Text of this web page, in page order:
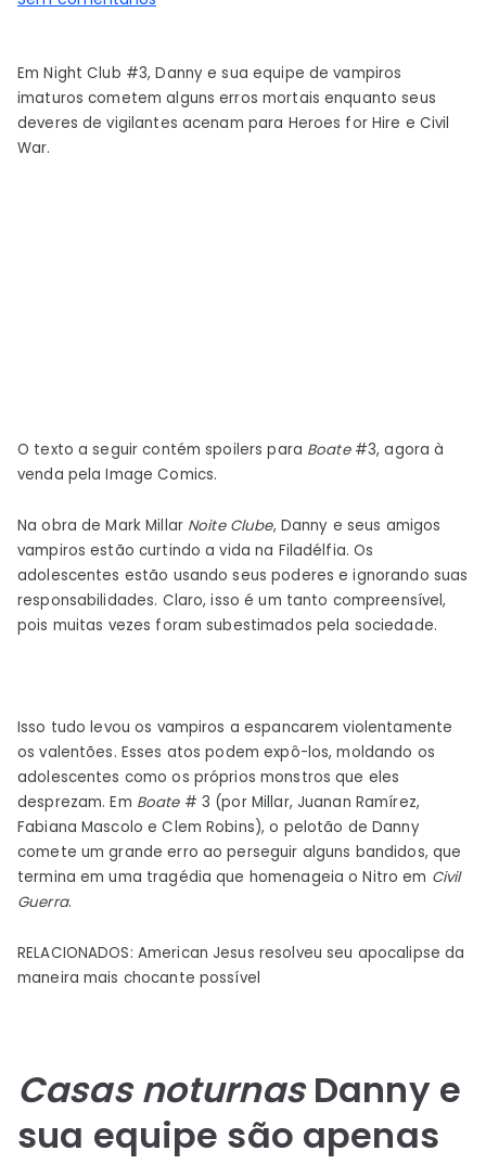
Mark
Millar
recria
Em Night Club #3, Danny e sua equipe de vampiros
imaturos cometem alguns erros mortais enquanto seus
deveres de vigilantes acenam para Heroes for Hire e Civil
War.
O texto a seguir contém spoilers para Boate#3, agora à
venda pela Image Comics.
Na obra de Mark Millar Noite Clube, Danny e seus amigos
vampiros estão curtindo a vida na Filadélfia. Os
adolescentes estão usando seus poderes e ignorando suas
responsabilidades. Claro, isso é um tanto compreensível,
pois muitas vezes foram subestimados pela sociedade.
Isso tudo levou os vampiros a espancarem violentamente
os valentões. Esses atos podem expô-los, moldando os
adolescentes como os próprios monstros que eles
desprezam. Em Boate# 3 (por Millar, Juanan Ramírez,
Fabiana Mascolo e Clem Robins), o pelotão de Danny
comete um grande erro ao perseguir alguns bandidos, que
termina em uma tragédia que homenageia o Nitro em Civil
Guerra.
RELACIONADOS: American Jesus resolveu seu apocalipse da
maneira mais chocante possível
Casas noturnasDanny e
sua equipe são apenas